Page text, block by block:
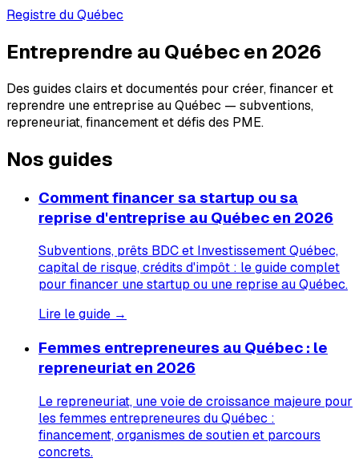
Registre du Québec
Entreprendre au Québec en 2026
Des guides clairs et documentés pour créer, financer et
reprendre une entreprise au Québec — subventions,
repreneuriat, financement et défis des PME.
Nos guides
Comment financer sa startup ou sa
reprise d'entreprise au Québec en 2026
Subventions, prêts BDC et Investissement Québec,
capital de risque, crédits d'impôt : le guide complet
pour financer une startup ou une reprise au Québec.
Lire le guide →
Femmes entrepreneures au Québec : le
repreneuriat en 2026
Le repreneuriat, une voie de croissance majeure pour
les femmes entrepreneures du Québec :
financement, organismes de soutien et parcours
concrets.